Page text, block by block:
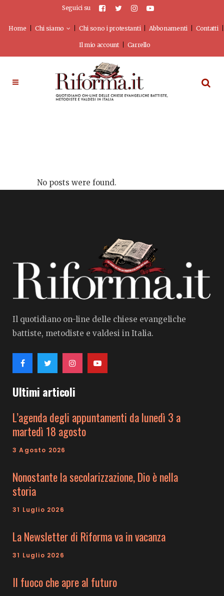
Seguici su
Home Chi siamo Chi sono i protestanti Abbonamenti Contatti
Il mio account Carrello
No posts were found.
Il quotidiano on-line delle chiese evangeliche
battiste, metodiste e valdesi in Italia.
Ultimi articoli
L’agenda degli appuntamenti da lunedì 3 a
martedì 18 agosto
3 Agosto 2026
Nonostante la secolarizzazione, Dio è nella
storia
31 Luglio 2026
La Newsletter di Riforma va in vacanza
31 Luglio 2026
Il fuoco che apre al futuro